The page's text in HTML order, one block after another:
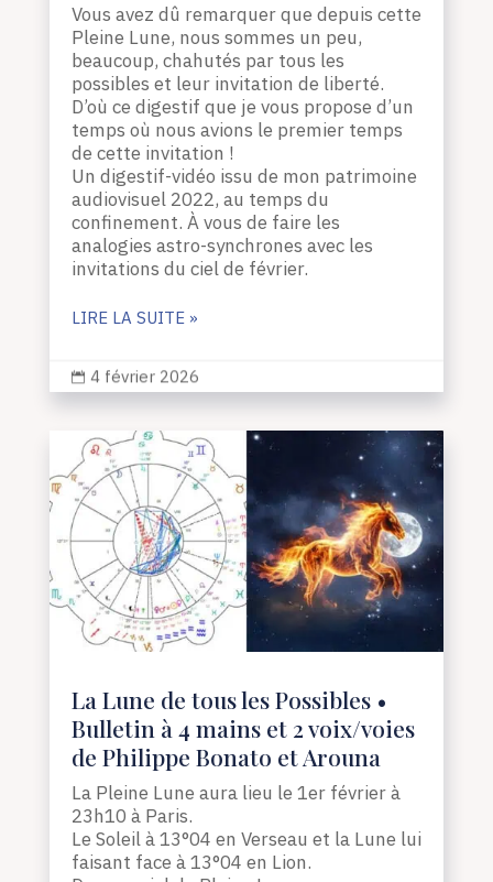
Vous avez dû remarquer que depuis cette
Pleine Lune, nous sommes un peu,
beaucoup, chahutés par tous les
possibles et leur invitation de liberté.
D’où ce digestif que je vous propose d’un
temps où nous avions le premier temps
de cette invitation !
Un digestif-vidéo issu de mon patrimoine
audiovisuel 2022, au temps du
confinement. À vous de faire les
analogies astro-synchrones avec les
invitations du ciel de février.
LIRE LA SUITE »
 4 février 2026
La Lune de tous les Possibles •
Bulletin à 4 mains et 2 voix/voies
de Philippe Bonato et Arouna
La Pleine Lune aura lieu le 1er février à
23h10 à Paris.
Le Soleil à 13°04 en Verseau et la Lune lui
faisant face à 13°04 en Lion.